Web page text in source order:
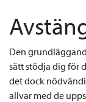
Den
sätt stödja dig för
det dock
allvar med de